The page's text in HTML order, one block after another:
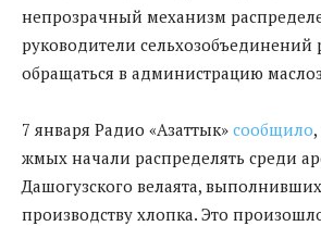
непрозрачный механизм
руководители сельхозобъединений
обращаться в администрацию
7 января Радио «Азаттык» сообщило
жмых начали распределять среди
Дашогузского велаята,
производству хлопка. Это